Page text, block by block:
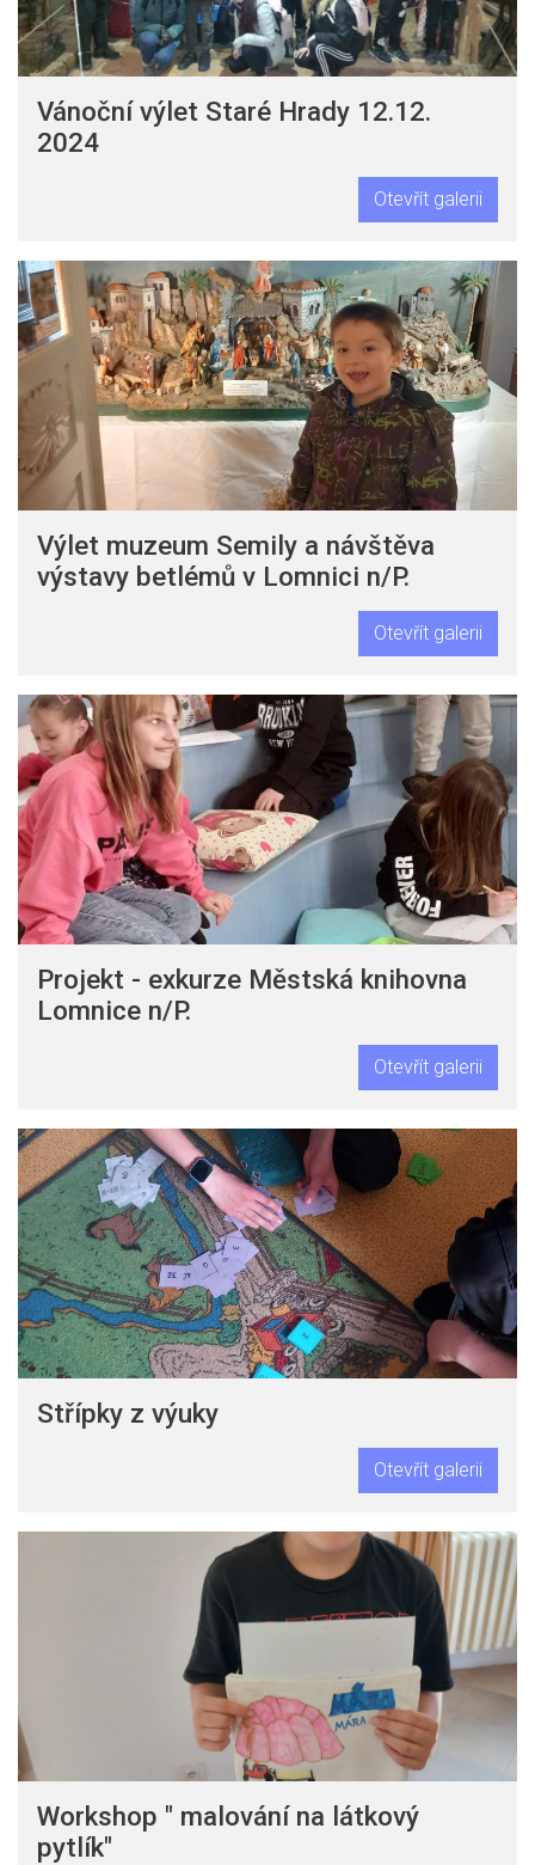
Vánoční výlet Staré Hrady 12.12.
2024
Otevřít galerii
Výlet muzeum Semily a návštěva
výstavy betlémů v Lomnici n/P.
Otevřít galerii
Projekt - exkurze Městská knihovna
Lomnice n/P.
Otevřít galerii
Střípky z výuky
Otevřít galerii
Workshop " malování na látkový
pytlík"